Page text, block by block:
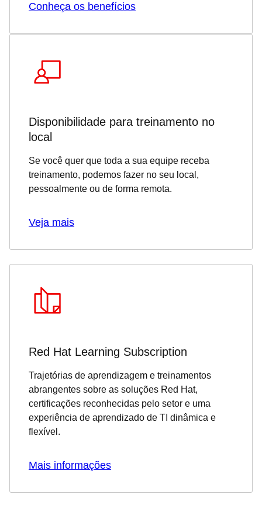
Conheça os benefícios
Disponibilidade para treinamento no
local
Se você quer que toda a sua equipe receba
treinamento, podemos fazer no seu local,
pessoalmente ou de forma remota.
Veja mais
Red Hat Learning Subscription
Trajetórias de aprendizagem e treinamentos
abrangentes sobre as soluções Red Hat,
certificações reconhecidas pelo setor e uma
experiência de aprendizado de TI dinâmica e
flexível.
Mais informações